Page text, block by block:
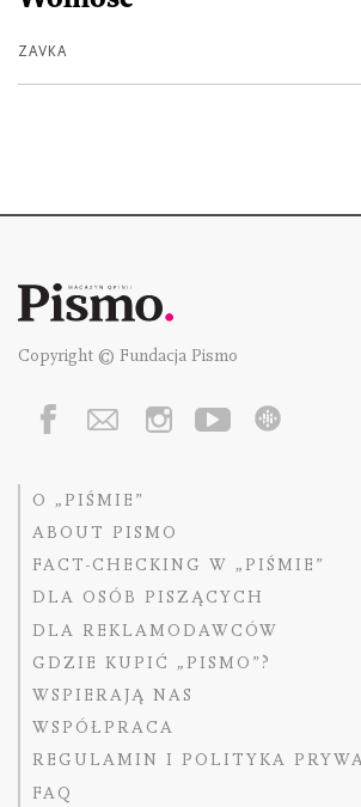
ZAVKA
Copyright © Fundacja Pismo
O „PIŚMIE”
ABOUT PISMO
FACT-CHECKING W „PIŚMIE”
DLA OSÓB PISZĄCYCH
DLA REKLAMODAWCÓW
GDZIE KUPIĆ „PISMO”?
WSPIERAJĄ NAS
WSPÓŁPRACA
REGULAMIN I POLITYKA
FAQ